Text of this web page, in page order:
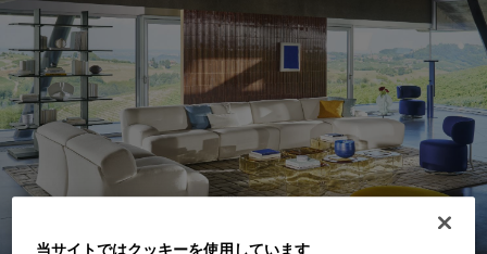
当サイトではクッキーを使用しています